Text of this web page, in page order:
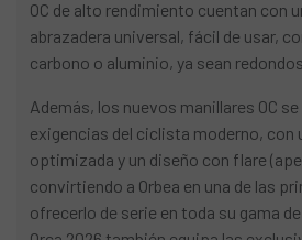
OC de alto rendimiento cuentan con
abrazadera universal, fácil de usar,
carbono o aluminio, ya sean
Además, los nuevos manillares OC
exigencias del ciclista moderno, con
optimizada y un diseño con flare
convirtiendo a Orbea en una de las
ofrecerlo de serie en toda su gama